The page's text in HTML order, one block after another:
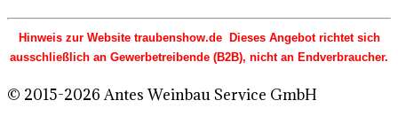
Hinweis zur Website traubenshow.de Dieses Angebot richtet sich
ausschließlich an Gewerbetreibende (B2B), nicht an Endverbraucher.
© 2015-2026 Antes Weinbau Service GmbH